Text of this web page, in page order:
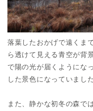
落葉したおかげで遠くま
ら透けて見える青空が背
で陽の光が届くようにな
した景色になっていました
また、静かな初冬の森で